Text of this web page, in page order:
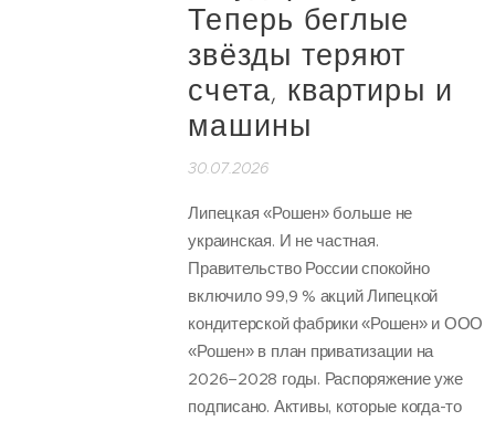
Теперь беглые
звёзды теряют
счета, квартиры и
машины
30.07.2026
Липецкая «Рошен» больше не
украинская. И не частная.
Правительство России спокойно
включило 99,9 % акций Липецкой
кондитерской фабрики «Рошен» и ООО
«Рошен» в план приватизации на
2026–2028 годы. Распоряжение уже
подписано. Активы, которые когда-то